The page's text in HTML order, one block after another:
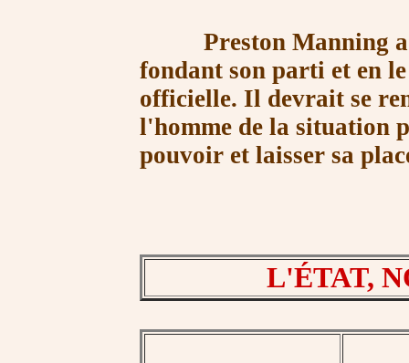
Preston Manning a
fondant son parti et en
officielle. Il devrait se
l'homme de la situation
pouvoir et laisser sa
L'ÉTAT,